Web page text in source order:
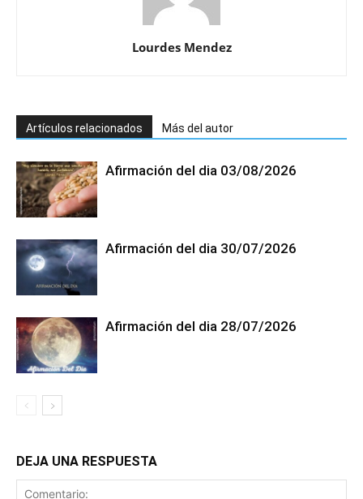
Lourdes Mendez
Artículos relacionados Más del autor
Afirmación del dia 03/08/2026
Afirmación del dia 30/07/2026
Afirmación del dia 28/07/2026
DEJA UNA RESPUESTA